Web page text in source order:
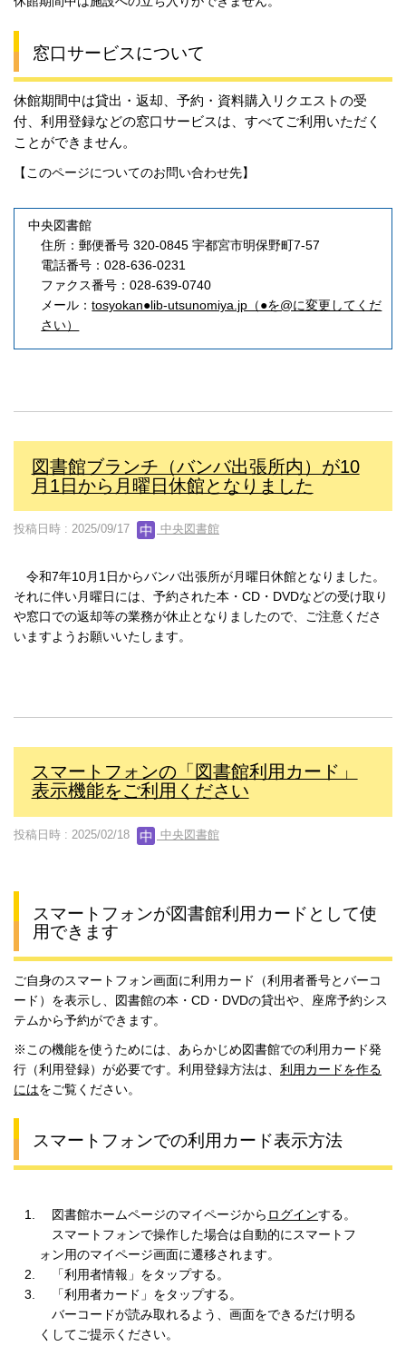
窓口サービスについて
休館期間中は貸出・返却、予約・資料購入リクエストの受
付、利用登録などの窓口サービスは、すべてご利用いただく
ことができません。
【このページについてのお問い合わせ先】
中央図書館
住所：郵便番号 320-0845 宇都宮市明保野町7-57
電話番号：028-636-0231
ファクス番号：028-639-0740
メール：tosyokan●lib-utsunomiya.jp（●を@に変更してくだ
さい）
図書館ブランチ（バンバ出張所内）が10
月1日から月曜日休館となりました
投稿日時 : 2025/09/17 中央図書館
令和7年10月1日からバンバ出張所が月曜日休館となりました。
それに伴い月曜日には、予約された本・CD・DVDなどの受け取り
や窓口での返却等の業務が休止となりましたので、ご注意くださ
いますようお願いいたします。
スマートフォンの「図書館利用カード」
表示機能をご利用ください
投稿日時 : 2025/02/18 中央図書館
スマートフォンが図書館利用カードとして使
用できます
ご自身のスマートフォン画面に利用カード（利用者番号とバーコ
ード）を表示し、図書館の本・CD・DVDの貸出や、座席予約シス
テムから予約ができます。
※この機能を使うためには、あらかじめ図書館での利用カード発
行（利用登録）が必要です。利用登録方法は、 利用カードを作る
にはをご覧ください。
スマートフォンでの利用カード表示方法
図書館ホームページのマイページから ログインする。
スマートフォンで操作した場合は自動的にスマートフ
ォン用のマイページ画面に遷移されます。
「利用者情報」をタップする。
「利用者カード」をタップする。
バーコードが読み取れるよう、画面をできるだけ明る
くしてご提示ください。